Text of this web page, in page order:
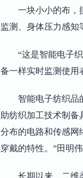
一块小小的布，
监测、身体压力感知
“这是智能电子
备一样实时监测使用
智能电子纺织品
助纺织加工技术制备
分布的电路和传感网
穿戴的特性。”田明伟
长期以来，二维